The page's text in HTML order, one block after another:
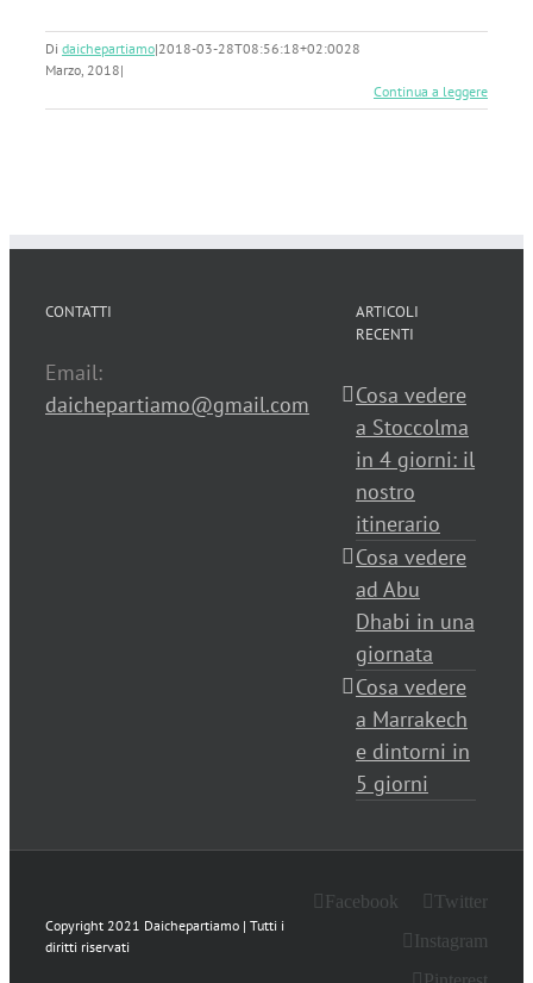
Di daichepartiamo|2018-03-28T08:56:18+02:0028
Marzo, 2018|
Continua a leggere
CONTATTI
Email:
daichepartiamo@gmail.com
ARTICOLI
RECENTI
Cosa vedere
a Stoccolma
in 4 giorni: il
nostro
itinerario
Cosa vedere
ad Abu
Dhabi in una
giornata
Cosa vedere
a Marrakech
e dintorni in
5 giorni
Copyright 2021 Daichepartiamo | Tutti i
diritti riservati
Facebook
Twitter
Instagram